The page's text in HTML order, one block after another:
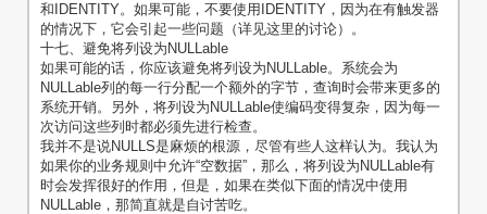
和IDENTITY。如果可能，不要使用IDENTITY，因为在有触发器
的情况下，它会引起一些问题（详见这里的讨论）。
十七、避免将列设为NULLable
如果可能的话，你应该避免将列设为NULLable。系统会为
NULLable列的每一行分配一个额外的字节，查询时会带来更多的
系统开销。另外，将列设为NULLable使编码变得复杂，因为每一
次访问这些列时都必须先进行检查。
我并不是说NULLS是麻烦的根源，尽管有些人这样认为。我认为
如果你的业务规则中允许“空数据”，那么，将列设为NULLable有
时会发挥很好的作用，但是，如果在类似下面的情况中使用
NULLable，那简直就是自讨苦吃。